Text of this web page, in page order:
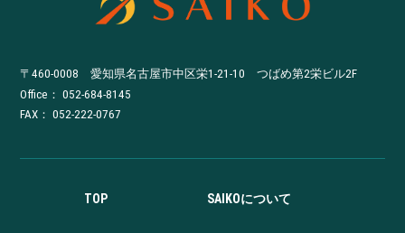
〒460-0008 愛知県名古屋市中区栄1-21-10 つばめ第2栄ビル2F
Office：052-684-8145
FAX： 052-222-0767
TOP SAIKOについて